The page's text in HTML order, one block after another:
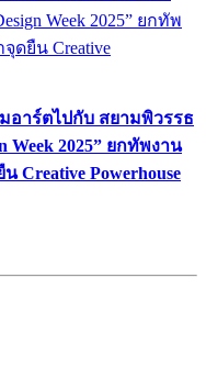
อาร์ตไปกับ สยามพิวรรธ
Week 2025” ยกทัพงาน
Creative Powerhouse